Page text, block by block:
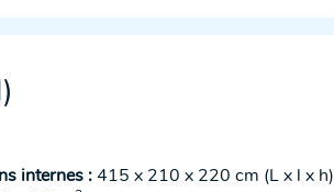
internes :415 x 210 x 220 cm (L x l x h)